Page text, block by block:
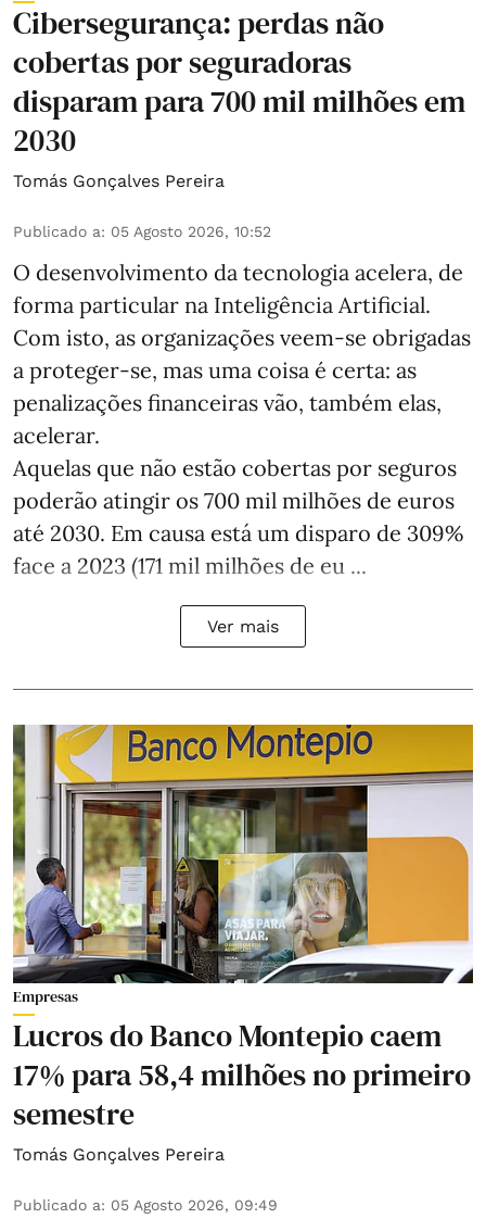
Cibersegurança: perdas não
cobertas por seguradoras
disparam para 700 mil milhões em
2030
Tomás Gonçalves Pereira
Publicado a: 05 Agosto 2026, 10:52
O desenvolvimento da tecnologia acelera, de
forma particular na Inteligência Artificial.
Com isto, as organizações veem-se obrigadas
a proteger-se, mas uma coisa é certa: as
penalizações financeiras vão, também elas,
acelerar.
Aquelas que não estão cobertas por seguros
poderão atingir os 700 mil milhões de euros
até 2030. Em causa está um disparo de 309%
face a 2023 (171 mil milhões de eu ...
Ver mais
Empresas
Lucros do Banco Montepio caem
17% para 58,4 milhões no primeiro
semestre
Tomás Gonçalves Pereira
Publicado a: 05 Agosto 2026, 09:49